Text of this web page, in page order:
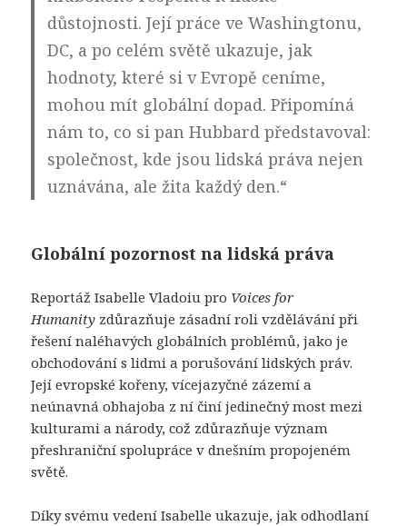
důstojnosti. Její práce ve Washingtonu,
DC, a po celém světě ukazuje, jak
hodnoty, které si v Evropě ceníme,
mohou mít globální dopad. Připomíná
nám to, co si pan Hubbard představoval:
společnost, kde jsou lidská práva nejen
uznávána, ale žita každý den.“
Globální pozornost na lidská práva
Reportáž Isabelle Vladoiu pro Voices for
Humanity zdůrazňuje zásadní roli vzdělávání při
řešení naléhavých globálních problémů, jako je
obchodování s lidmi a porušování lidských práv.
Její evropské kořeny, vícejazyčné zázemí a
neúnavná obhajoba z ní činí jedinečný most mezi
kulturami a národy, což zdůrazňuje význam
přeshraniční spolupráce v dnešním propojeném
světě.
Díky svému vedení Isabelle ukazuje, jak odhodlaní